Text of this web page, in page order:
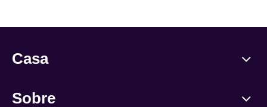
Casa
Sobre